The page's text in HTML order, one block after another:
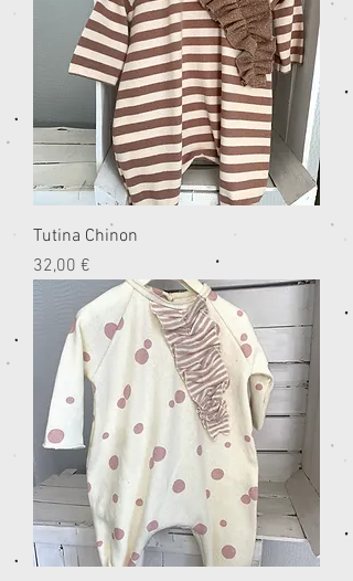
Tutina Chinon
Prezzo
32,00 €